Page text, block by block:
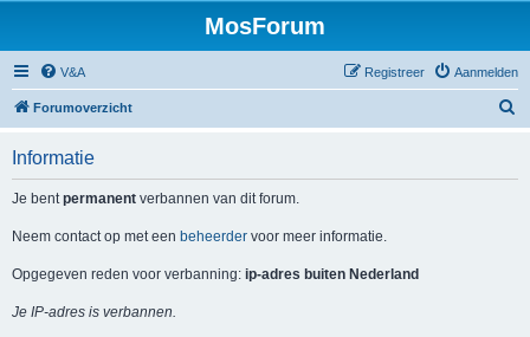
MosForum
V&A Aanmelden
Registreer
Forumoverzicht
Informatie
Je bentpermanent verbannen van dit forum.
Neem contact op met een beheerder voor meer informatie.
Opgegeven reden voor verbanning: ip-adres buiten Nederland
Je IP-adres is verbannen.